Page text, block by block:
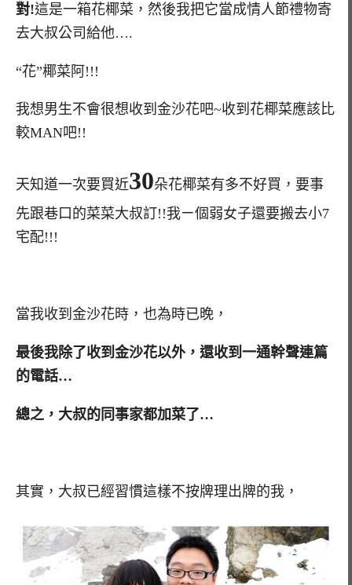
對!這是一箱花椰菜，然後我把它當成情人節禮物寄
去大叔公司給他….
“花”椰菜阿!!!
我想男生不會很想收到金沙花吧~收到花椰菜應該比
較MAN吧!!
天知道一次要買近30朵花椰菜有多不好買，要事
先跟巷口的菜菜大叔訂!!我ㄧ個弱女子還要搬去小7
宅配!!!
當我收到金沙花時，也為時已晚，
最後我除了收到金沙花以外，還收到一通幹聲連篇
的電話…
總之，大叔的同事家都加菜了…
其實，大叔已經習慣這樣不按牌理出牌的我，